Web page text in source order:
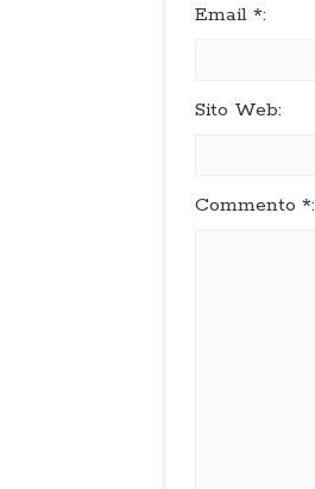
Email *:
Sito Web:
Commento *: